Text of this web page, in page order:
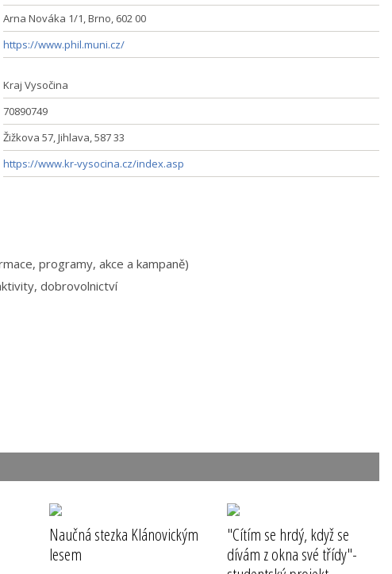
Arna Nováka 1/1, Brno, 602 00
https://www.phil.muni.cz/
Kraj Vysočina
70890749
Žižkova 57, Jihlava, 587 33
https://www.kr-vysocina.cz/index.asp
programy, akce a kampaně)
dobrovolnictví
Naučná stezka Klánovickým
lesem
"Cítím se hrdý, když se
dívám z okna své třídy"-